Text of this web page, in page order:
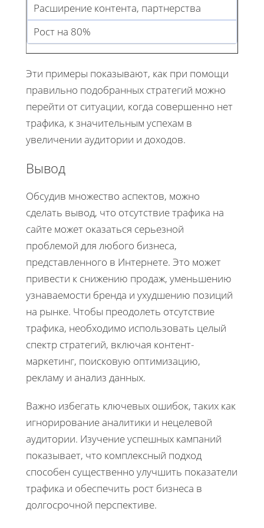
Расширение контента, партнерства
Рост на 80%
Эти примеры показывают, как при помощи
правильно подобранных стратегий можно
перейти от ситуации, когда совершенно нет
трафика, к значительным успехам в
увеличении аудитории и доходов.
Вывод
Обсудив множество аспектов, можно
сделать вывод, что отсутствие трафика на
сайте может оказаться серьезной
проблемой для любого бизнеса,
представленного в Интернете. Это может
привести к снижению продаж, уменьшению
узнаваемости бренда и ухудшению позиций
на рынке. Чтобы преодолеть отсутствие
трафика, необходимо использовать целый
спектр стратегий, включая контент-
маркетинг, поисковую оптимизацию,
рекламу и анализ данных.
Важно избегать ключевых ошибок, таких как
игнорирование аналитики и нецелевой
аудитории. Изучение успешных кампаний
показывает, что комплексный подход
способен существенно улучшить показатели
трафика и обеспечить рост бизнеса в
долгосрочной перспективе.